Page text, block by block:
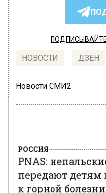
НОВОСТИ ДЗЕН
Новости СМИ2
PNAS:
передают детям
к горной болезни